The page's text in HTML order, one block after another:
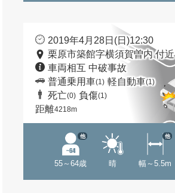
2019年4月28日(日)12:30
栗原市築館字横須賀曽内 付近
車両相互 中破事故
普通乗用車(1) 軽自動車(1)
死亡(0) 負傷(1)
距離4218m
55～64歳
他
晴 幅～5.5m
他